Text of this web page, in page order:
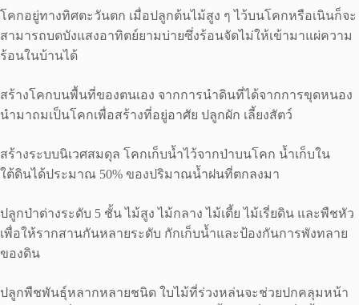
โคกอยู่ทางทิศตะวันตก เมื่อปลูกต้นไม้สูง ๆ ไว้บนโคกหรือเนินก็จะ
สามารถบดบังแสงอาทิตย์ยามบ่ายซึ่งร้อนจัดไม่ให้เข้ามาแผ่ความ
ร้อนในบ้านได้
สร้างโคกบนพื้นที่ของตนเอง จากการนำดินที่ได้จากการขุดหนอง
นำมาถมเป็นโคกเพื่อสร้างที่อยู่อาศัย ปลูกผัก เลี้ยงสัตว์
สร้างระบบนิเวศสมดุล โคกเก็บน้ำไว้จากป่าบนโคก น้ำเก็บใน
ใต้ดินได้ประมาณ 50% ของปริมาณน้ำฝนที่ตกลงมา
ปลูกป่าต่างระดับ 5 ชั้น ไม้สูง ไม้กลาง ไม้เตี้ย ไม้เรี่ยดิน และพืชหัว
เพื่อให้รากสานกันหลายระดับ กักเก็บน้ำและป้องกันการพังทลาย
ของดิน
ปลูกพืชพันธุ์หลากหลายชนิด ใบไม้ที่ร่วงหล่นจะช่วยปกคลุมหน้า